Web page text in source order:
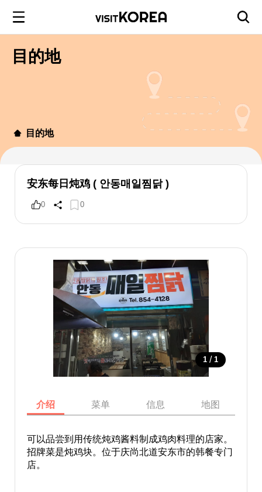
目的地
目的地
安东每日炖鸡 ( 안동매일찜닭 )
0 0
1 / 1
介绍 菜单 信息 地图
可以品尝到用传统炖鸡酱料制成鸡肉料理的店家。
招牌菜是炖鸡块。位于庆尚北道安东市的韩餐专门
店。